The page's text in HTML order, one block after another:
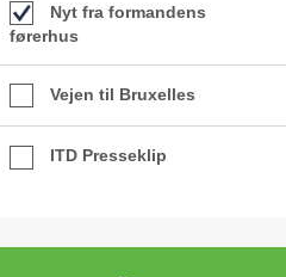
Nyt fra formandens
førerhus
Vejen til Bruxelles
ITD Presseklip